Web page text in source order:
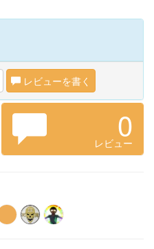
レビューを書く
0
レビュー